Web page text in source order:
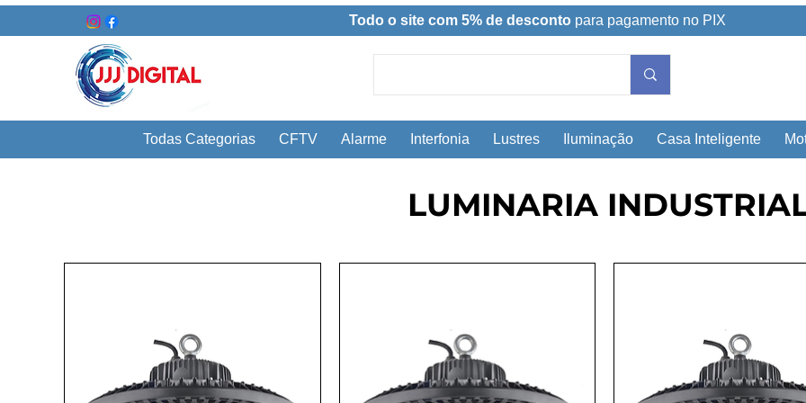
Todo o site com 5% de desconto para pagamento no PIX
Todas Categorias CFTV Alarme Interfonia Lustres Iluminação Casa Inteligente
LUMINARIA